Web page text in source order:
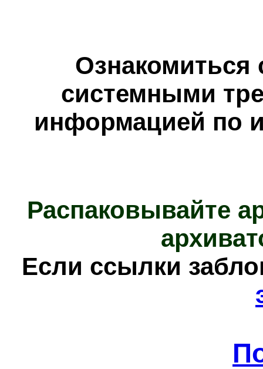
Ознакомиться
системными
информацией по
Распаковывайте
Если ссылки